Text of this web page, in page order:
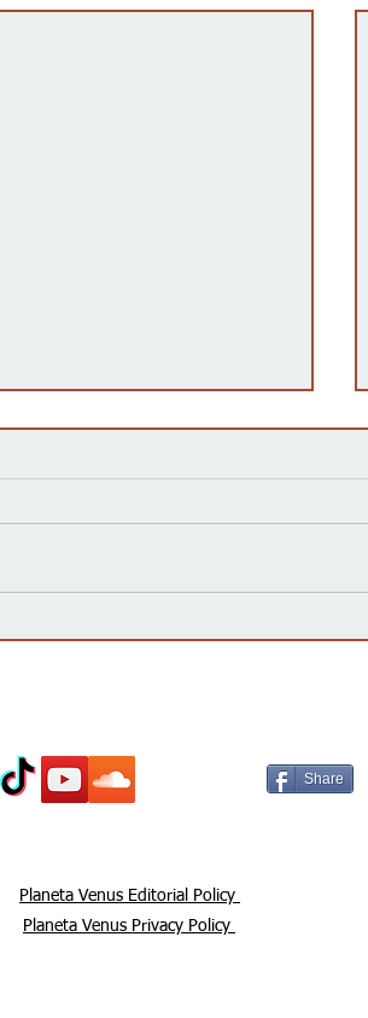
Share
Planeta Venus Privacy Policy
Planeta Venus Editorial Policy